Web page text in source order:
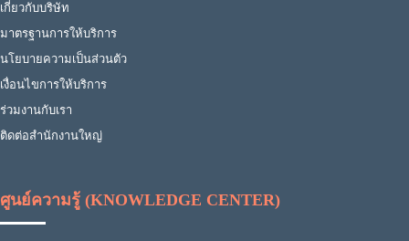
เกี่ยวกับบริษัท
มาตรฐานการให้บริการ
นโยบายความเป็นส่วนตัว
เงื่อนไขการให้บริการ
ร่วมงานกับเรา
ติดต่อสำนักงานใหญ่
ศูนย์ความรู้ (KNOWLEDGE CENTER)